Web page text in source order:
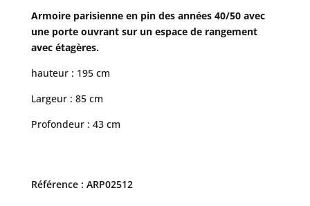
Armoire parisienne en pin des années 40/50 avec
une porte ouvrant sur un espace de rangement
avec étagères.
hauteur : 195 cm
Largeur : 85 cm
Profondeur : 43 cm
Référence : ARP02512